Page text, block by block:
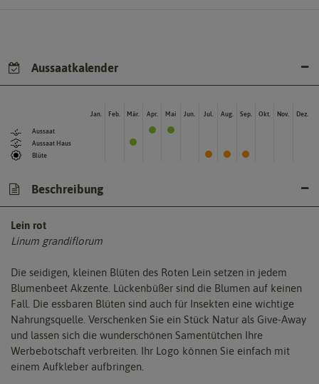
Aussaatkalender
Aussaat
Aussaat Haus
Blüte
Jan. Feb. Mär. Apr. Mai Jun. Jul. Aug. Sep. Okt. Nov. Dez.
Beschreibung
Lein rot
Linum grandiflorum
Die seidigen, kleinen Blüten des Roten Lein setzen in jedem
Blumenbeet Akzente. Lückenbüßer sind die Blumen auf keinen
Fall. Die essbaren Blüten sind auch für Insekten eine wichtige
Nahrungsquelle. Verschenken Sie ein Stück Natur als Give-Away
und lassen sich die wunderschönen Samentütchen Ihre
Werbebotschaft verbreiten. Ihr Logo können Sie einfach mit
einem Aufkleber aufbringen.